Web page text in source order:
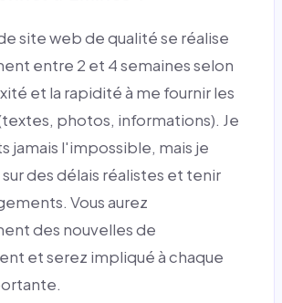
site web de qualité se réalise
entre 2 et 4 semaines selon
et la rapidité à me fournir les
photos, informations). Je
jamais l'impossible, mais je
des délais réalistes et tenir
Vous aurez
des nouvelles de
et serez impliqué à chaque